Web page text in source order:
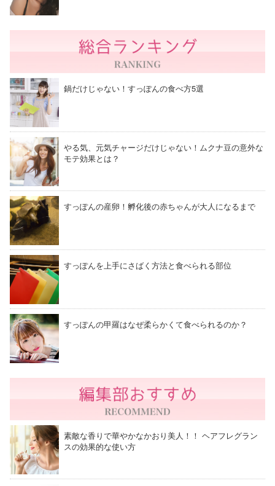
鍋だけじゃない！すっぽんの食べ方5選
やる気、元気チャージだけじゃない！ムクナ豆の意外な
モテ効果とは？
すっぽんの産卵！孵化後の赤ちゃんが大人になるまで
すっぽんを上手にさばく方法と食べられる部位
すっぽんの甲羅はなぜ柔らかくて食べられるのか？
素敵な香りで華やかなかおり美人！！ ヘアフレグラン
スの効果的な使い方